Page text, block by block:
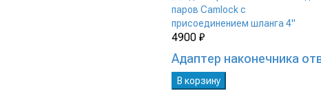
4900 ₽
Адаптер наконечника
В корзину